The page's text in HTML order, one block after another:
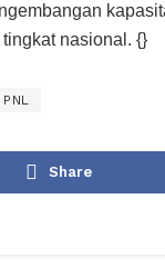
nasional. {}
PNL
Share